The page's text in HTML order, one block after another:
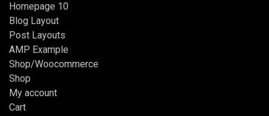
Homepage 10
Blog Layout
Post Layouts
AMP Example
Shop/Woocommerce
Shop
My account
Cart